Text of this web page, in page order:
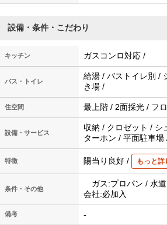
設備・条件・こだわり
キッチン ガスコンロ対応 /
バス・トイレ
給湯 / バストイレ別 /
き場 /
住空間 最上階 / 2面採光 / フ
設備・サービス
収納 / クロゼット / シ
ターホン / 平面駐車場
特徴 陽当り良好 / もっと
条件・その他
ガス:プロパン / 水
会社:必加入
備考 -